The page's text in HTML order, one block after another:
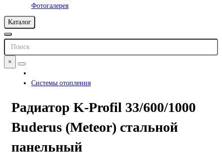
Фотогалерея
Каталог
×
Системы отопления
Радиатор K-Profil 33/600/1000
Buderus (Meteor) стальной
панельный